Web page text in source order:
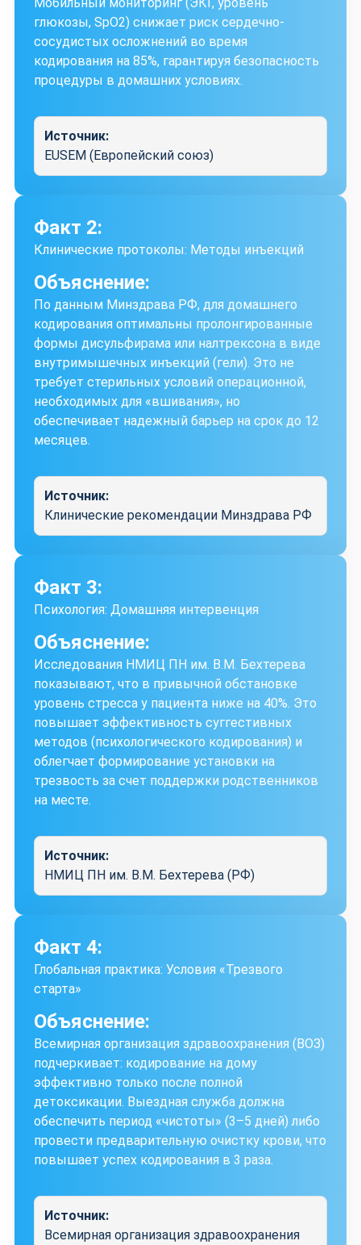
глюкозы, SpO2) снижает риск сердечно-
сосудистых осложнений во время
кодирования на 85%, гарантируя безопасность
процедуры в домашних условиях.
Источник:
EUSEM (Европейский союз)
Факт 2:
Клинические протоколы: Методы инъекций
Объяснение:
По данным Минздрава РФ, для домашнего
кодирования оптимальны пролонгированные
формы дисульфирама или налтрексона в виде
внутримышечных инъекций (гели). Это не
требует стерильных условий операционной,
необходимых для «вшивания», но
обеспечивает надежный барьер на срок до 12
месяцев.
Источник:
Клинические рекомендации Минздрава РФ
Факт 3:
Психология: Домашняя интервенция
Объяснение:
Исследования НМИЦ ПН им. В.М. Бехтерева
показывают, что в привычной обстановке
уровень стресса у пациента ниже на 40%. Это
повышает эффективность суггестивных
методов (психологического кодирования) и
облегчает формирование установки на
трезвость за счет поддержки родственников
на месте.
Источник:
НМИЦ ПН им. В.М. Бехтерева (РФ)
Факт 4:
Глобальная практика: Условия «Трезвого
старта»
Объяснение:
Всемирная организация здравоохранения (ВОЗ)
подчеркивает: кодирование на дому
эффективно только после полной
детоксикации. Выездная служба должна
обеспечить период «чистоты» (3–5 дней) либо
провести предварительную очистку крови, что
повышает успех кодирования в 3 раза.
Источник:
Всемирная организация здравоохранения